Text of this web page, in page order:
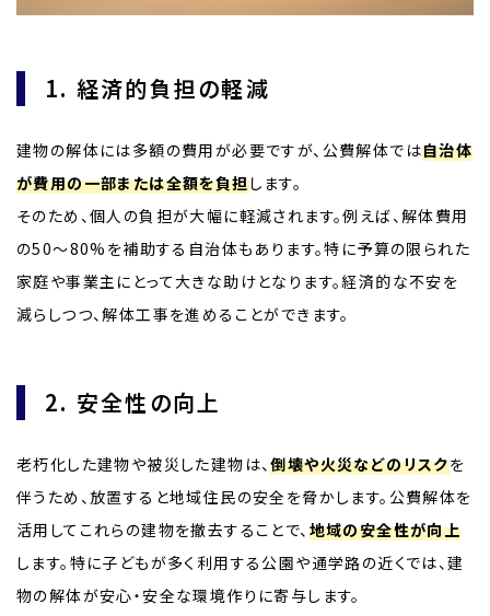
1. 経済的負担の軽減
建物の解体には多額の費用が必要ですが、公費解体では自治体
が費用の一部または全額を負担します。
そのため、個人の負担が大幅に軽減されます。例えば、解体費用
の50～80%を補助する自治体もあります。特に予算の限られた
家庭や事業主にとって大きな助けとなります。経済的な不安を
減らしつつ、解体工事を進めることができます。
2. 安全性の向上
老朽化した建物や被災した建物は、倒壊や火災などのリスクを
伴うため、放置すると地域住民の安全を脅かします。公費解体を
活用してこれらの建物を撤去することで、 地域の安全性が向上
します。特に子どもが多く利用する公園や通学路の近くでは、建
物の解体が安心・安全な環境作りに寄与します。